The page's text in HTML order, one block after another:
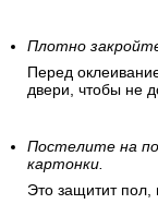
Плотно
Перед
двери, чтобы не
Постелите на
картонки.
Это защитит пол,